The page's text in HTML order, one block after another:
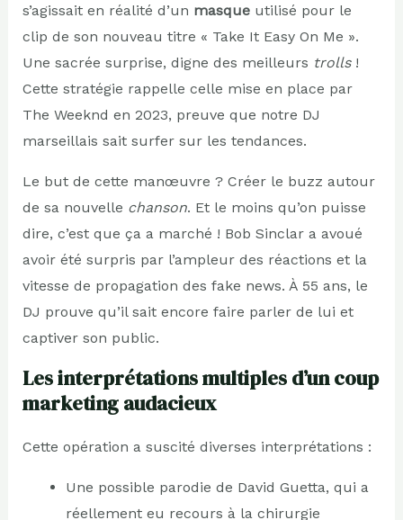
s’agissait en réalité d’un masqueutilisé pour le
clip de son nouveau titre « Take It Easy On Me ».
Une sacrée surprise, digne des meilleurs trolls!
Cette stratégie rappelle celle mise en place par
The Weeknd en 2023, preuve que notre DJ
marseillais sait surfer sur les tendances.
Le but de cette manœuvre ? Créer le buzz autour
de sa nouvelle chanson. Et le moins qu’on puisse
dire, c’est que ça a marché ! Bob Sinclar a avoué
avoir été surpris par l’ampleur des réactions et la
vitesse de propagation des fake news. À 55 ans, le
DJ prouve qu’il sait encore faire parler de lui et
captiver son public.
Les interprétations multiples d’un coup
marketing audacieux
Cette opération a suscité diverses interprétations :
Une possible parodie de David Guetta, qui a
réellement eu recours à la chirurgie